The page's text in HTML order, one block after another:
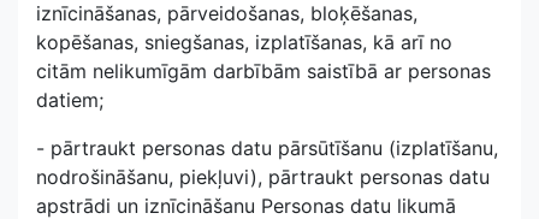
iznīcināšanas, pārveidošanas, bloķēšanas,
kopēšanas, sniegšanas, izplatīšanas, kā arī no
citām nelikumīgām darbībām saistībā ar personas
datiem;
- pārtraukt personas datu pārsūtīšanu (izplatīšanu,
nodrošināšanu, piekļuvi), pārtraukt personas datu
apstrādi un iznīcināšanu Personas datu likumā